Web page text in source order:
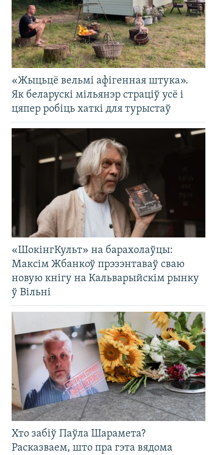
«Жыцьцё вельмі афігенная штука».
Як беларускі мільянэр страціў усё і
цяпер робіць хаткі для турыстаў
«ШокінгКульт» на барахолаўцы:
Максім Жбанкоў прэзэнтаваў сваю
новую кнігу на Кальварыйскім рынку
ў Вільні
Хто забіў Паўла Шарамета?
Расказваем, што пра гэта вядома